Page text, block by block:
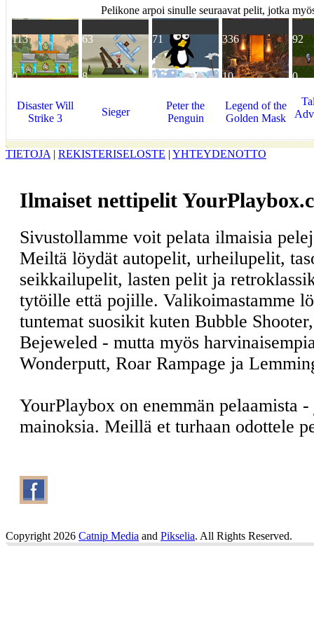
Pelikone arpoi sinulle seuraavat pelit, jotka
113
0
Disaster Will
Strike 3
63
8
Sieger
71
0
Peter the
Penguin
336
10
Legend of the
Golden Mask
92
0
TIETOJA | REKISTERISELOSTE | YHTEYDENOTTO
Ilmaiset nettipelit
Sivustollamme voit pelata ilmaisia
Meiltä löydät autopelit, urheilupelit,
seikkailupelit, lasten pelit ja
tytöille että pojille. Valikoimastamme
tuntemat suosikit kuten Bubble
Bejeweled - mutta myös
Wonderputt, Roar Rampage ja
YourPlaybox on enemmän pelaamista
mainoksia. Meillä et turhaan odottele
Copyright 2026 Catnip Media and Pikselia. All Rights Reserved.